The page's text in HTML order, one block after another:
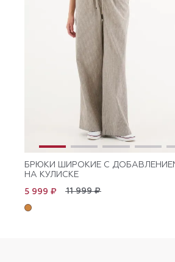
БРЮКИ ШИРОКИЕ С
НА КУЛИСКЕ
11 999 ₽
5 999 ₽